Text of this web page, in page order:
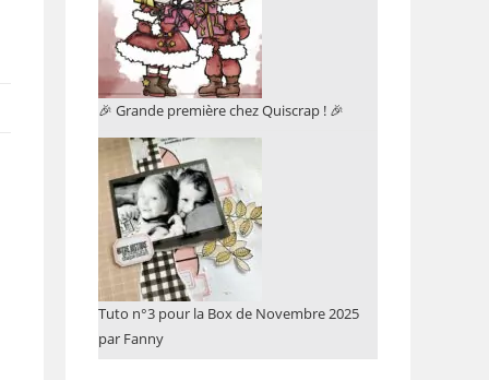
🎉 Grande première chez Quiscrap ! 🎉
Tuto n°3 pour la Box de Novembre 2025
par Fanny